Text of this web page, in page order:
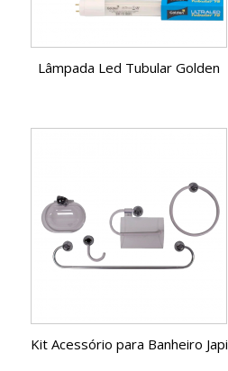
Lâmpada Led Tubular Golden
Kit Acessório para Banheiro Japi